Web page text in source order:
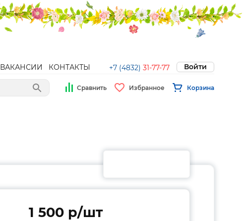
ВАКАНСИИ КОНТАКТЫ +7 (4832) 31-77-77 Войти
Сравнить Избранное Корзина
1 500 p/шт